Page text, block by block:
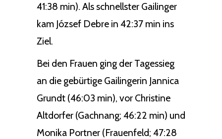
41:38 min). Als schnellster Gailinger
kam József Debre in 42:37 min ins
Ziel.
Bei den Frauen ging der Tagessieg
an die gebürtige Gailingerin Jannica
Grundt (46:03 min), vor Christine
Altdorfer (Gachnang; 46:22 min) und
Monika Portner (Frauenfeld; 47:28